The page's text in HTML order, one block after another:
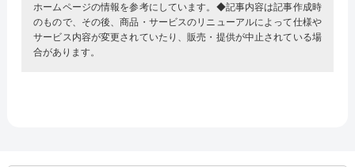
ホームページの情報を参考にしています。◆記事内容は記事作成時
のもので、その後、商品・サービスのリニューアルによって仕様や
サービス内容が変更されていたり、販売・提供が中止されている場
合があります。